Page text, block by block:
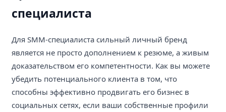
специалиста
Для SMM-специалиста сильный личный бренд
является не просто дополнением к резюме, а живым
доказательством его компетентности. Как вы можете
убедить потенциального клиента в том, что
способны эффективно продвигать его бизнес в
социальных сетях, если ваши собственные профили